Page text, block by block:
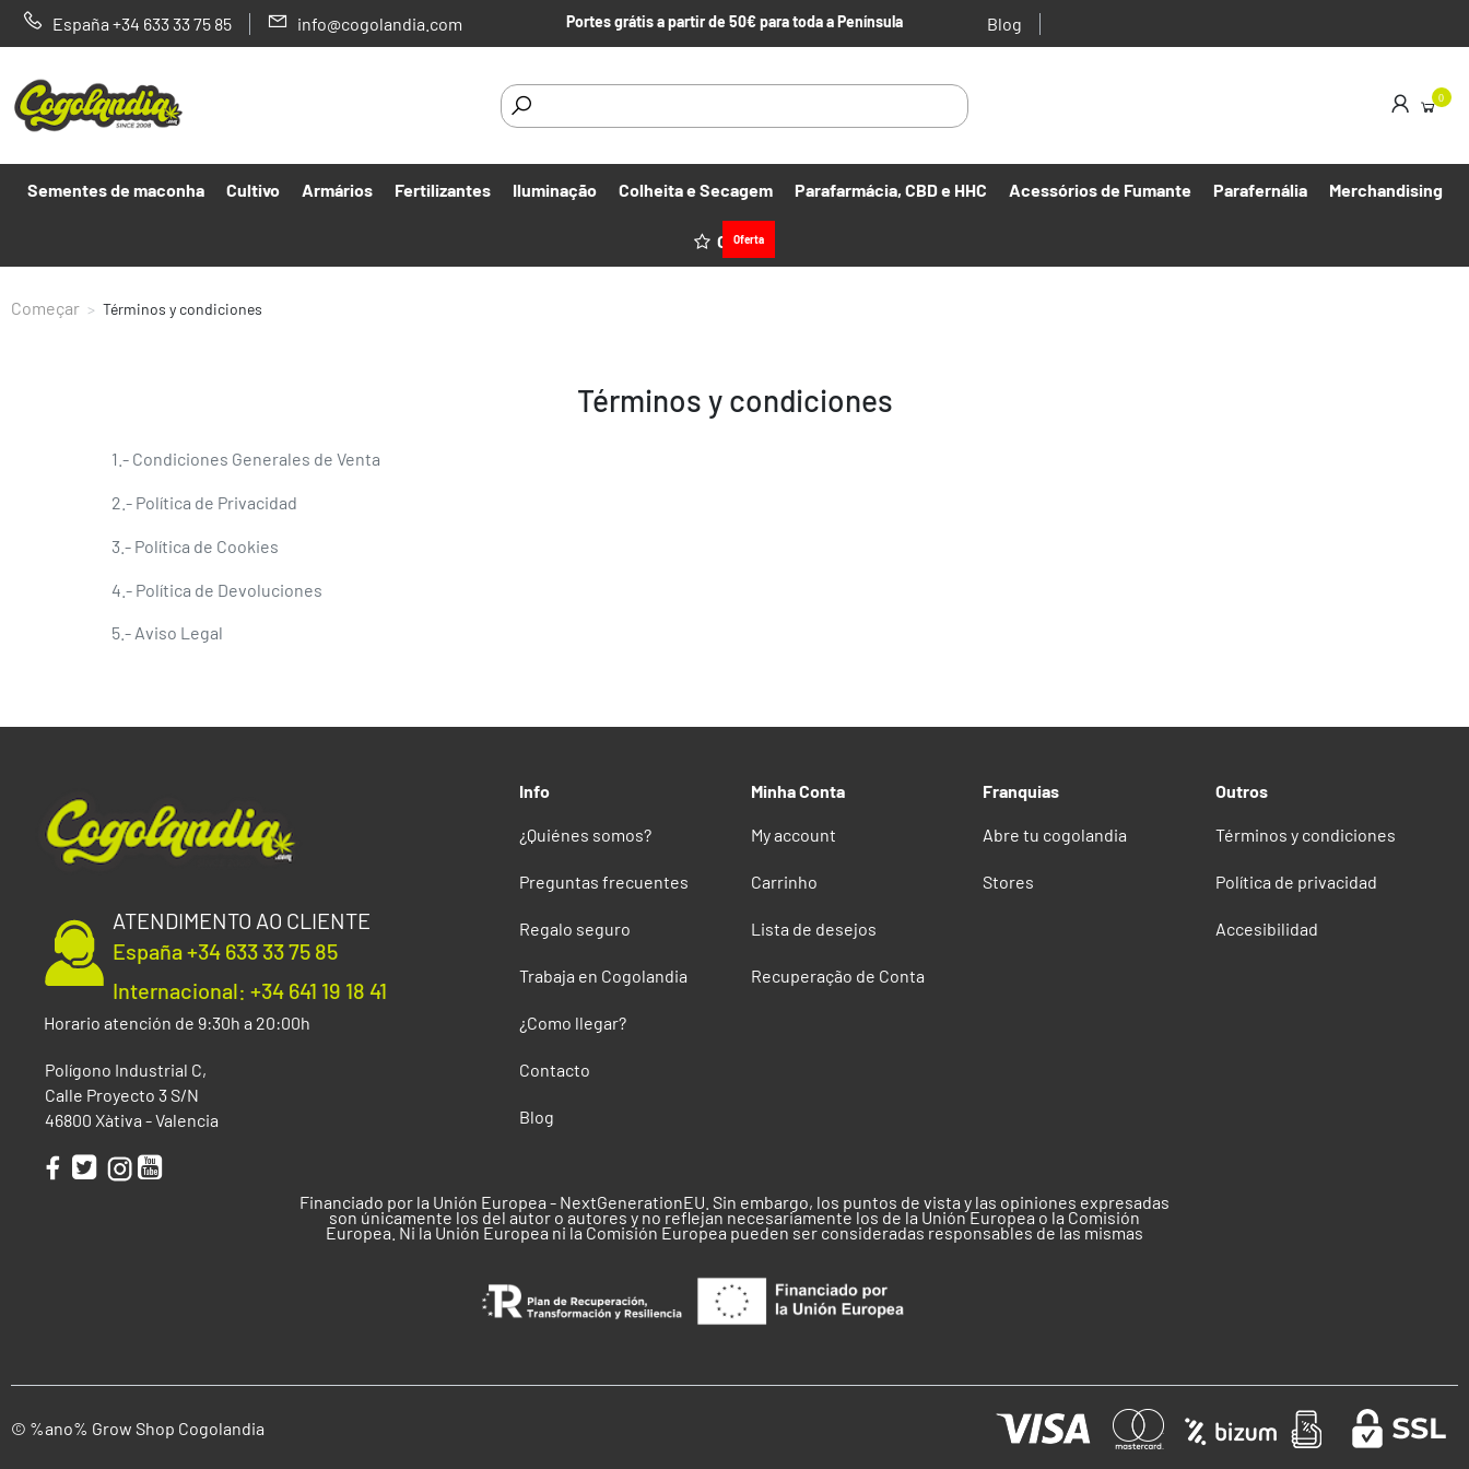
España +34 633 33 75 85 info@cogolandia.com Portes grátis a partir de 50€ para toda a Península Blog
0
Sementes de maconha Cultivo Armários Fertilizantes Iluminação Colheita e Secagem Parafarmácia, CBD e HHC Acessórios de Fumante Parafernália Merchandising
Ofertas
Oferta
Começar Términos y condiciones
Términos y condiciones
1.- Condiciones Generales de Venta
2.- Política de Privacidad
3.- Política de Cookies
4.- Política de Devoluciones
5.- Aviso Legal
ATENDIMENTO AO CLIENTE
España +34 633 33 75 85
Internacional: +34 641 19 18 41
Horario atención de 9:30h a 20:00h
Polígono Industrial C,
Calle Proyecto 3 S/N
46800 Xàtiva - Valencia
Info
¿Quiénes somos?
Preguntas frecuentes
Regalo seguro
Trabaja en Cogolandia
¿Como llegar?
Contacto
Blog
Minha Conta
My account
Carrinho
Lista de desejos
Recuperação de Conta
Franquias
Abre tu cogolandia
Stores
Outros
Términos y condiciones
Política de privacidad
Accesibilidad
Financiado por la Unión Europea - NextGenerationEU. Sin embargo, los puntos de vista y las opiniones expresadas
son únicamente los del autor o autores y no reflejan necesariamente los de la Unión Europea o la Comisión
Europea. Ni la Unión Europea ni la Comisión Europea pueden ser consideradas responsables de las mismas
© %ano% Grow Shop Cogolandia